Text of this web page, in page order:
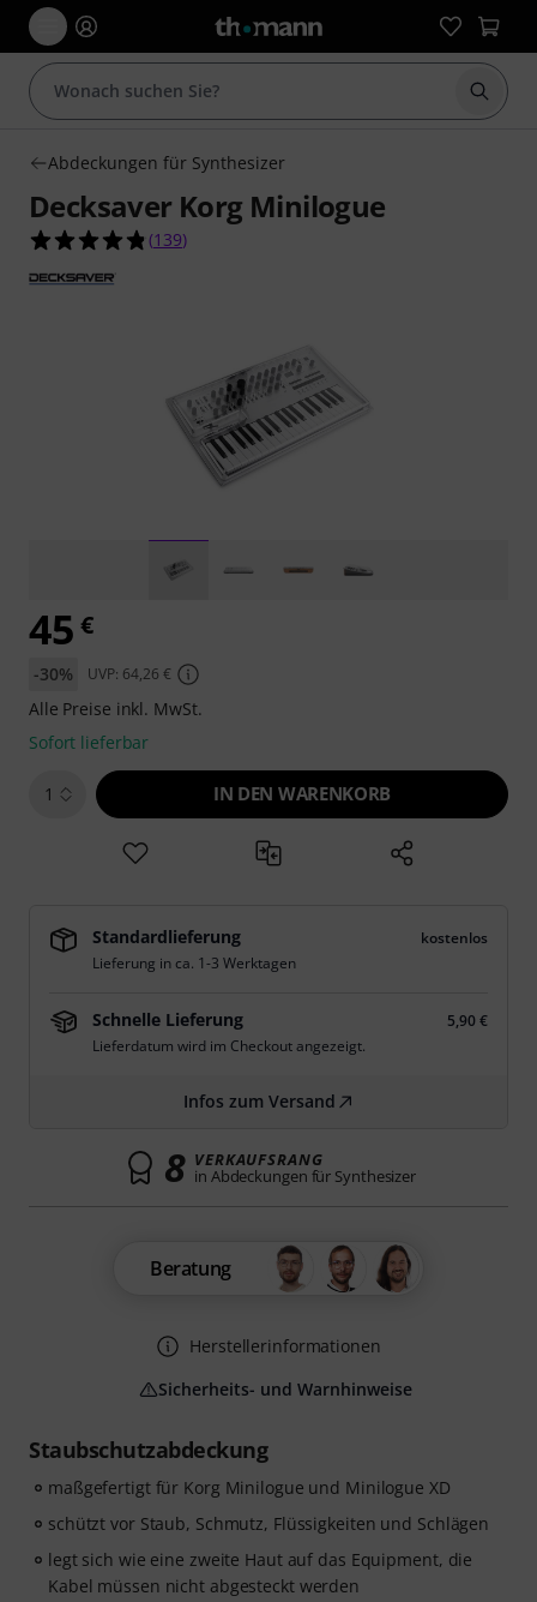
Suche
Abdeckungen für Synthesizer
Decksaver Korg Minilogue
4.8 von 5 Sternen aus 139 Kundenbewertungen
(139)
Staubschutzabdeckung
maßgefertigt für Korg Minilogue und Minilogue XD
schützt vor Staub, Schmutz, Flüssigkeiten und Schlägen
legt sich wie eine zweite Haut auf das Equipment, die
Kabel müssen nicht abgesteckt werden
45 €
-30% UVP: 64,26 €
Alle Preise inkl. MwSt.
Sofort lieferbar
1 IN DEN WARENKORB
Standardlieferung
kostenlos
Lieferung in ca. 1-3 Werktagen
Schnelle Lieferung
5,90 €
Lieferdatum wird im Checkout angezeigt.
Infos zum Versand
8 VERKAUFSRANG
in Abdeckungen für Synthesizer
Beratung
Herstellerinformationen
Sicherheits- und Warnhinweise